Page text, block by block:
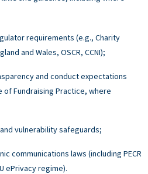
requirements (e.g., Charity
and Wales, OSCR, CCNI);
and conduct expectations
of Fundraising Practice, where
vulnerability safeguards;
communications laws (including PECR
ePrivacy regime).